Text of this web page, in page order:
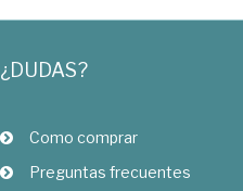
¿DUDAS?
Como comprar
Preguntas frecuentes